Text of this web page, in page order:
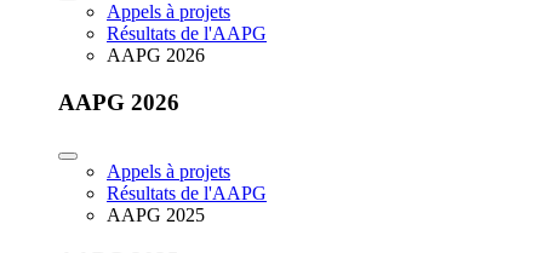
Appels à projets
Résultats de l'AAPG
AAPG 2026
AAPG 2026
Appels à projets
Résultats de l'AAPG
AAPG 2025